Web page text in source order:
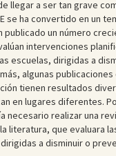
llegar a ser tan grave
se ha convertido en un
publicado un número
intervenciones
escuelas, dirigidas a
algunas publicaciones
tienen resultados
en lugares diferentes.
necesario realizar una
literatura, que evaluara
a disminuir o